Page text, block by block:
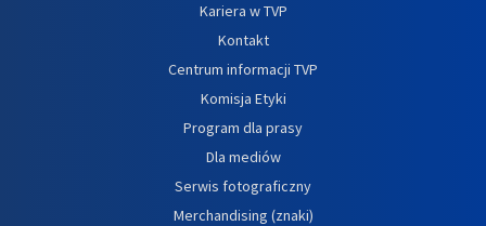
Kariera w TVP
Kontakt
Centrum informacji TVP
Komisja Etyki
Program dla prasy
Dla mediów
Serwis fotograficzny
Merchandising (znaki)